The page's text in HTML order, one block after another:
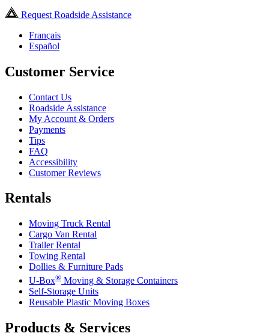
Request Roadside Assistance
Français
Español
Customer Service
Contact Us
Roadside Assistance
My Account & Orders
Payments
Tips
FAQ
Accessibility
Customer Reviews
Rentals
Moving Truck Rental
Cargo Van Rental
Trailer Rental
Towing Rental
Dollies & Furniture Pads
U-Box® Moving & Storage Containers
Self-Storage Units
Reusable Plastic Moving Boxes
Products & Services